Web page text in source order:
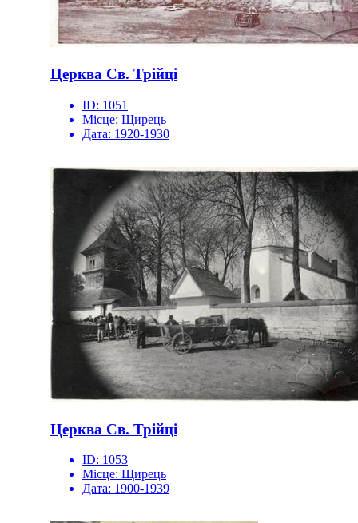
Церква Св. Трійці
ID: 1051
Місце: Щирець
Дата: 1920-1930
Церква Св. Трійці
ID: 1053
Місце: Щирець
Дата: 1900-1939